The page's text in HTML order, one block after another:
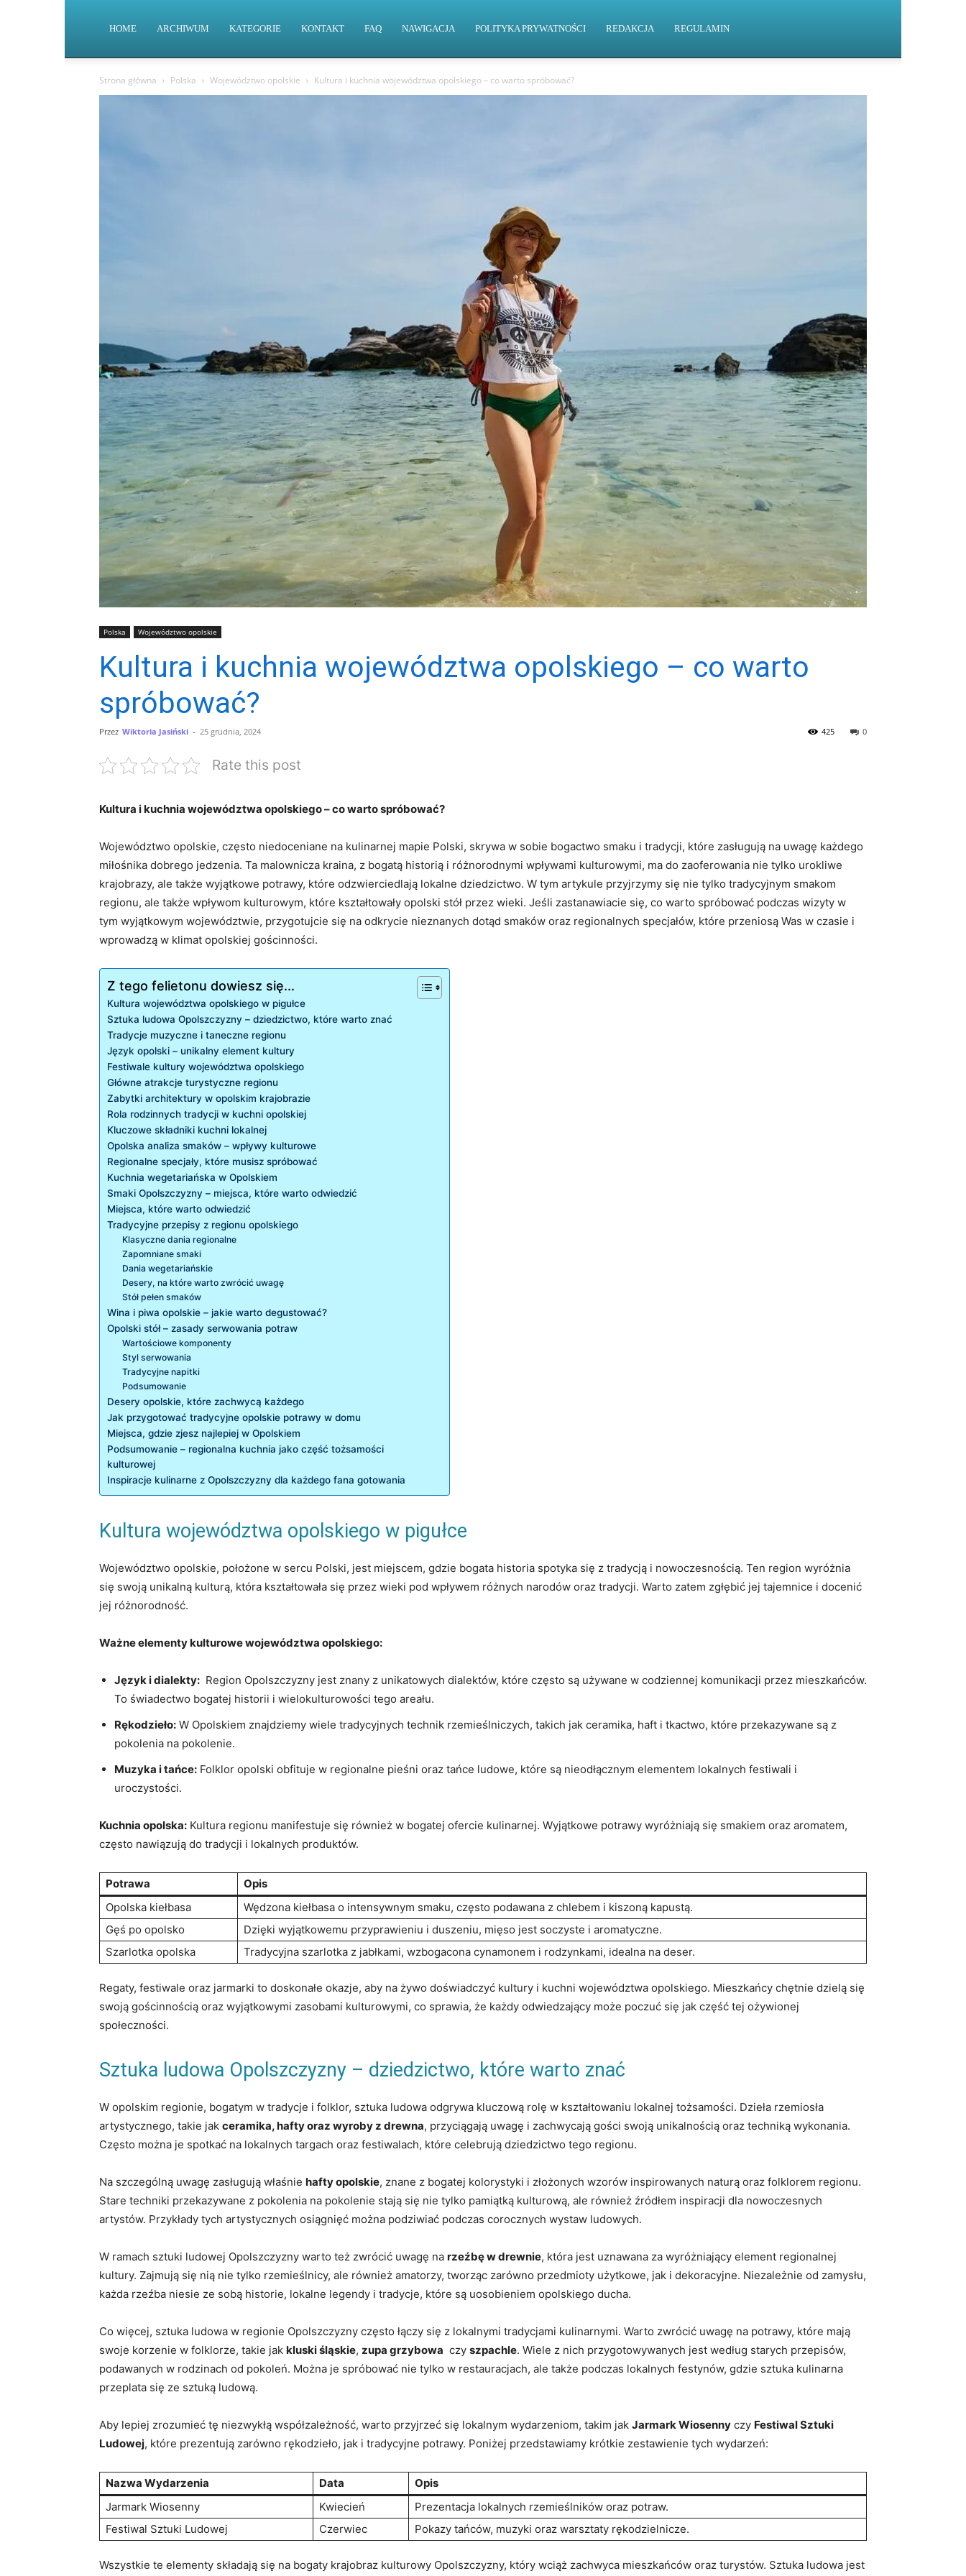
HOME ARCHIWUM KATEGORIE KONTAKT FAQ NAWIGACJA POLITYKA PRYWATNOŚCI REDAKCJA REGULAMIN
Strona główna Polska Województwo opolskie Kultura i kuchnia województwa opolskiego – co warto spróbować?
Polska Województwo opolskie
Kultura i kuchnia województwa opolskiego – co warto
spróbować?
Przez Wiktoria Jasiński - 25 grudnia, 2024 0
425
Rate this post
Kultura i kuchnia województwa opolskiego – co warto spróbować?
Województwo opolskie, często⁣ niedoceniane na kulinarnej mapie Polski,⁤ skrywa w sobie bogactwo smaku i tradycji, które zasługują na uwagę każdego
miłośnika dobrego jedzenia. Ta malownicza kraina, z‌ bogatą historią i różnorodnymi wpływami kulturowymi, ​ma do⁤ zaoferowania⁣ nie tylko⁤ urokliwe
krajobrazy, ale także wyjątkowe⁢ potrawy, które​ odzwierciedlają lokalne dziedzictwo. W tym artykule⁤ przyjrzymy się ‌nie tylko tradycyjnym smakom
regionu, ale także wpływom kulturowym, które‌ kształtowały opolski ‍stół przez wieki. Jeśli zastanawiacie⁢ się, co warto spróbować podczas wizyty w⁤
tym wyjątkowym​ województwie, ​przygotujcie się na odkrycie nieznanych dotąd smaków oraz⁢ regionalnych specjałów,⁢ które przeniosą Was w czasie i
wprowadzą w klimat opolskiej gościnności.
Z tego felietonu dowiesz się...
Kultura województwa opolskiego w pigułce
Sztuka ludowa Opolszczyzny – dziedzictwo, które warto znać
Tradycje muzyczne i taneczne regionu
Język opolski – unikalny element kultury
Festiwale kultury ‍województwa opolskiego
Główne atrakcje turystyczne regionu
Zabytki ⁤architektury‍ w opolskim⁣ krajobrazie
Rola rodzinnych tradycji w‍ kuchni opolskiej
Kluczowe składniki kuchni lokalnej
Opolska analiza smaków​ – wpływy kulturowe
Regionalne ‍specjały, które musisz spróbować
Kuchnia wegetariańska w Opolskiem
Smaki Opolszczyzny – miejsca, które warto odwiedzić
Miejsca, które warto odwiedzić
Tradycyjne ⁤przepisy z regionu‍ opolskiego
Klasyczne dania regionalne
Zapomniane smaki
Dania wegetariańskie
Desery, na które warto zwrócić uwagę
Stół pełen smaków
Wina i piwa ‍opolskie – jakie warto ​degustować?
Opolski stół – zasady serwowania potraw
Wartościowe komponenty
Styl serwowania
Tradycyjne napitki
Podsumowanie
Desery opolskie, które zachwycą każdego
Jak przygotować tradycyjne opolskie potrawy w⁣ domu
Miejsca, gdzie zjesz najlepiej w Opolskiem
Podsumowanie – regionalna kuchnia jako część tożsamości
kulturowej
Inspiracje kulinarne z Opolszczyzny dla każdego fana gotowania
Kultura województwa opolskiego w pigułce
Województwo opolskie,​ położone w sercu Polski, jest miejscem, gdzie bogata historia spotyka się z tradycją i nowoczesnością. Ten region wyróżnia
się swoją unikalną kulturą, która kształtowała się przez wieki pod wpływem różnych narodów oraz tradycji. Warto zatem zgłębić jej tajemnice i docenić
jej różnorodność.
Ważne ⁣elementy kulturowe województwa opolskiego:
Język ⁣i dialekty: ⁣ Region Opolszczyzny jest znany ​z‍ unikatowych dialektów, które często są używane‌ w codziennej komunikacji przez mieszkańców.
To‍ świadectwo bogatej historii i wielokulturowości tego areału.
Rękodzieło: ⁢W ⁤Opolskiem znajdziemy wiele tradycyjnych‌ technik rzemieślniczych, ‍takich jak ceramika, haft⁤ i tkactwo, ‌które przekazywane są z
pokolenia na pokolenie.
Muzyka i tańce: Folklor opolski obfituje w ​regionalne pieśni oraz tańce ⁣ludowe, które są nieodłącznym elementem lokalnych festiwali i
uroczystości.
Kuchnia opolska: Kultura regionu manifestuje się również w ​bogatej⁣ ofercie kulinarnej. Wyjątkowe potrawy wyróżniają się smakiem ⁢oraz aromatem,
często nawiązują do tradycji‌ i lokalnych produktów.
Potrawa
Opis
Opolska kiełbasa
Wędzona kiełbasa o intensywnym smaku, często podawana z chlebem i ​kiszoną kapustą.
Gęś po opolsko
Dzięki wyjątkowemu przyprawieniu i duszeniu, mięso jest soczyste‍ i aromatyczne.
Szarlotka‍ opolska
Tradycyjna szarlotka‌ z jabłkami, wzbogacona⁤ cynamonem ⁢i ⁢rodzynkami, idealna na deser.
Regaty, festiwale oraz jarmarki to doskonałe okazje, aby na żywo doświadczyć kultury i kuchni województwa opolskiego. Mieszkańcy⁣ chętnie dzielą się
swoją gościnnością ⁢oraz wyjątkowymi zasobami kulturowymi, co sprawia, że każdy odwiedzający może‌ poczuć się jak część tej ożywionej
społeczności.
Sztuka ludowa Opolszczyzny – dziedzictwo, które warto znać
W opolskim regionie, bogatym w tradycje ‌i folklor, sztuka ​ludowa⁣ odgrywa kluczową rolę w kształtowaniu lokalnej⁢ tożsamości. ⁢Dzieła rzemiosła
artystycznego, takie jak ceramika, hafty oraz wyroby z‍ drewna, ‌przyciągają uwagę i zachwycają gości swoją unikalnością oraz techniką wykonania.
Często‌ można je ⁢spotkać na lokalnych targach oraz ⁢festiwalach, które⁤ celebrują dziedzictwo tego regionu.
Na szczególną ⁣uwagę zasługują właśnie hafty ⁤opolskie, znane ​z bogatej kolorystyki i⁢ złożonych wzorów inspirowanych naturą oraz folklorem regionu.
Stare techniki przekazywane⁣ z‍ pokolenia na pokolenie stają się nie tylko pamiątką ⁤kulturową, ale również źródłem inspiracji‌ dla nowoczesnych
artystów. ‌Przykłady tych⁢ artystycznych osiągnięć można podziwiać podczas corocznych wystaw ⁤ludowych.
W ramach sztuki ludowej Opolszczyzny warto też zwrócić ​uwagę⁣ na rzeźbę w drewnie, która jest uznawana za wyróżniający element regionalnej
kultury. Zajmują się nią nie tylko rzemieślnicy, ale również amatorzy, tworząc zarówno przedmioty ⁣użytkowe, jak ⁣i⁢ dekoracyjne. Niezależnie od​ zamysłu,
każda rzeźba niesie ze sobą⁢ historie, lokalne legendy i⁢ tradycje, które są uosobieniem opolskiego ducha.
Co więcej,⁣ sztuka ludowa ‍w​ regionie Opolszczyzny często​ łączy się z lokalnymi tradycjami kulinarnymi. Warto zwrócić uwagę na potrawy, które mają
swoje korzenie ‌w folklorze, takie jak‍ kluski śląskie, zupa grzybowa ⁢ czy szpachle. Wiele z nich przygotowywanych jest‌ według starych przepisów,
podawanych w rodzinach od pokoleń. Można je ⁤spróbować nie tylko w‍ restauracjach, ‍ale także podczas lokalnych festynów, gdzie sztuka kulinarna
przeplata się​ ze sztuką ludową.
Aby lepiej ⁢zrozumieć tę niezwykłą współzależność, warto przyjrzeć się ‍lokalnym wydarzeniom, takim jak Jarmark Wiosenny czy⁤ Festiwal Sztuki
Ludowej, które prezentują zarówno rękodzieło,⁣ jak ⁣i tradycyjne potrawy. Poniżej ‌przedstawiamy⁣ krótkie zestawienie tych wydarzeń:
Nazwa⁤ Wydarzenia Data
Opis
Jarmark Wiosenny
Kwiecień
Prezentacja lokalnych rzemieślników oraz potraw.
Festiwal Sztuki Ludowej
Czerwiec Pokazy tańców, muzyki oraz warsztaty rękodzielnicze.
Wszystkie te elementy⁤ składają się na bogaty krajobraz kulturowy Opolszczyzny,‌ który wciąż zachwyca mieszkańców oraz turystów. Sztuka ludowa jest